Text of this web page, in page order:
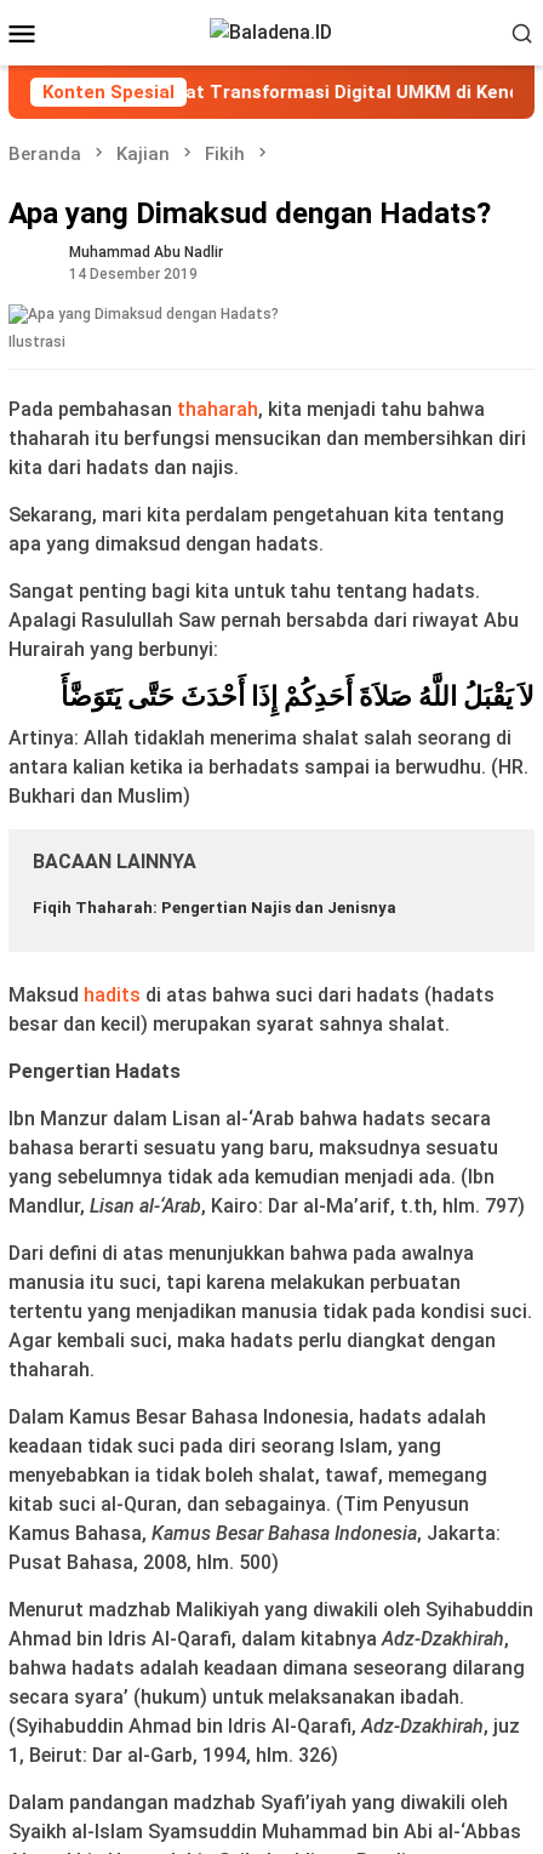
ke
kontenMobile
Konten Spesial
Perkuat Transformasi Digital UMKM di Kendal
Beranda Kajian Fikih
Apa yang Dimaksud dengan Hadats?
Muhammad Abu Nadlir
14 Desember 2019
Ilustrasi
Pada pembahasan thaharah, kita menjadi tahu bahwa
thaharah itu berfungsi mensucikan dan membersihkan diri
kita dari hadats dan najis.
Sekarang, mari kita perdalam pengetahuan kita tentang
apa yang dimaksud dengan hadats.
Sangat penting bagi kita untuk tahu tentang hadats.
Apalagi Rasulullah Saw pernah bersabda dari riwayat Abu
Hurairah yang berbunyi:
لاَ يَقْبَلُ اللَّهُ صَلاَةَ أَحَدِكُمْ إِذَا أَحْدَثَ حَتَّى يَتَوَضَّأَ
Artinya: Allah tidaklah menerima shalat salah seorang di
antara kalian ketika ia berhadats sampai ia berwudhu. (HR.
Bukhari dan Muslim)
BACAAN LAINNYA
Fiqih Thaharah: Pengertian Najis dan Jenisnya
Maksud hadits di atas bahwa suci dari hadats (hadats
besar dan kecil) merupakan syarat sahnya shalat.
Pengertian Hadats
Ibn Manzur dalam Lisan al-‘Arab bahwa hadats secara
bahasa berarti sesuatu yang baru, maksudnya sesuatu
yang sebelumnya tidak ada kemudian menjadi ada. (Ibn
Mandlur, Lisan al-‘Arab, Kairo: Dar al-Ma’arif, t.th, hlm. 797)
Dari defini di atas menunjukkan bahwa pada awalnya
manusia itu suci, tapi karena melakukan perbuatan
tertentu yang menjadikan manusia tidak pada kondisi suci.
Agar kembali suci, maka hadats perlu diangkat dengan
thaharah.
Dalam Kamus Besar Bahasa Indonesia, hadats adalah
keadaan tidak suci pada diri seorang Islam, yang
menyebabkan ia tidak boleh shalat, tawaf, memegang
kitab suci al-Quran, dan sebagainya. (Tim Penyusun
Kamus Bahasa, Kamus Besar Bahasa Indonesia, Jakarta:
Pusat Bahasa, 2008, hlm. 500)
Menurut madzhab Malikiyah yang diwakili oleh Syihabuddin
Ahmad bin Idris Al-Qarafi, dalam kitabnya Adz-Dzakhirah,
bahwa hadats adalah keadaan dimana seseorang dilarang
secara syara’ (hukum) untuk melaksanakan ibadah.
(Syihabuddin Ahmad bin Idris Al-Qarafi, Adz-Dzakhirah, juz
1, Beirut: Dar al-Garb, 1994, hlm. 326)
Dalam pandangan madzhab Syafi’iyah yang diwakili oleh
Syaikh al-Islam Syamsuddin Muhammad bin Abi al-‘Abbas